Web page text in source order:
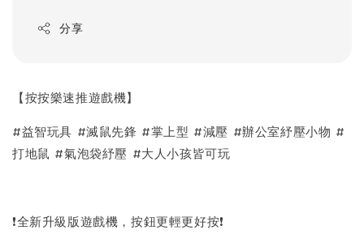
分享
【按按樂速推遊戲機】
#益智玩具 #滅鼠先鋒 #掌上型 #減壓 #辦公室紓壓小物 #
打地鼠 #氣泡袋紓壓 #大人小孩皆可玩
❗全新升級版遊戲機，按鈕更輕更好按❗